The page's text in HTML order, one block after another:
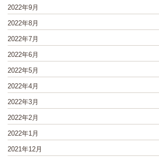
2022年9月
2022年8月
2022年7月
2022年6月
2022年5月
2022年4月
2022年3月
2022年2月
2022年1月
2021年12月